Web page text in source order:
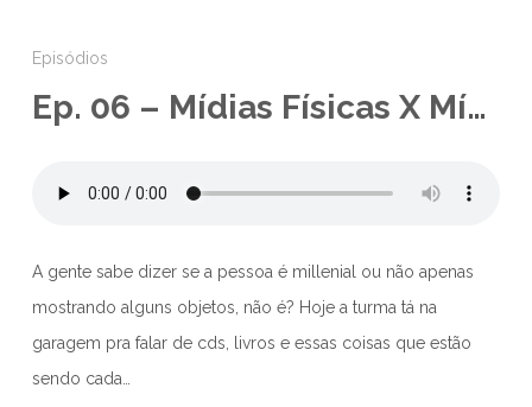
Episódios
Ep. 06 – Mídias Físicas X Mídias Digitais
A gente sabe dizer se a pessoa é millenial ou não apenas
mostrando alguns objetos, não é? Hoje a turma tá na
garagem pra falar de cds, livros e essas coisas que estão
sendo cada…